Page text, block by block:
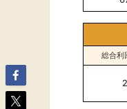
総合利